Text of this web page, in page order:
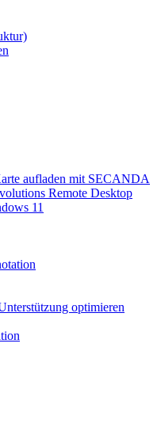
aufladen mit SECANDA
Remote Desktop
11
optimieren